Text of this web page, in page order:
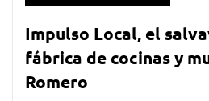
Impulso Local, el
fábrica de cocinas y
Romero